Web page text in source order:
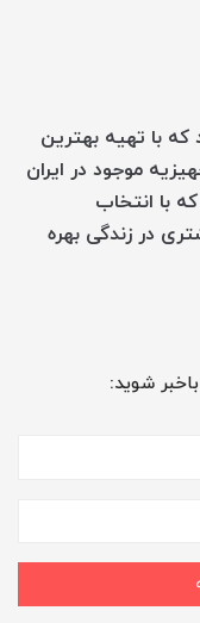
که با تهیه بهترین
موجود در ایران
با انتخاب
در زندگی بهره
شوید: